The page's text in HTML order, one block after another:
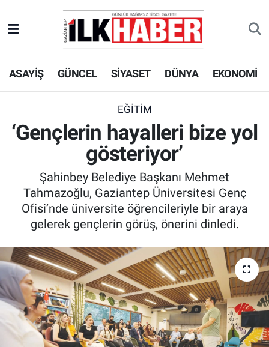
ASAYİŞ GÜNCEL SİYASET DÜNYA EKONOMİ
EĞİTİM
‘Gençlerin hayalleri bize yol
gösteriyor’
Şahinbey Belediye Başkanı Mehmet
Tahmazoğlu, Gaziantep Üniversitesi Genç
Ofisi’nde üniversite öğrencileriyle bir araya
gelerek gençlerin görüş, önerini dinledi.
EKONOMİ
SİYASET
SPOR
TEKNOLOJİ
ASAYİŞ
EĞİTİM
KÜLTÜR - SANAT
Beyoğlu Hava Durumu
Beyoğlu Trafik Yoğunluk Haritası
Süper Lig Puan Durumu ve Fikstür
Tüm Manşetler
Son Dakika Haberleri
Haber Arşivi